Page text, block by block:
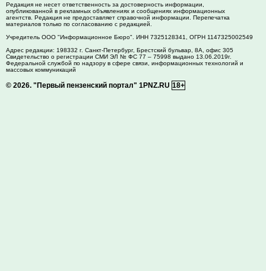
Редакция не несет ответственность за достоверность информации,
опубликованной в рекламных объявлениях и сообщениях информационных
агентств. Редакция не предоставляет справочной информации. Перепечатка
материалов только по согласованию с редакцией.
Учредитель ООО "Информационное Бюро". ИНН 7325128341, ОГРН 1147325002549
Адрес редакции: 198332 г. Санкт-Петербург, Брестский бульвар, 8А, офис 305
Свидетельство о регистрации СМИ ЭЛ № ФС 77 – 75998 выдано 13.06.2019г.
Федеральной службой по надзору в сфере связи, информационных технологий и
массовых коммуникаций
© 2026. "Первый пензенский портал" 1PNZ.RU 18+